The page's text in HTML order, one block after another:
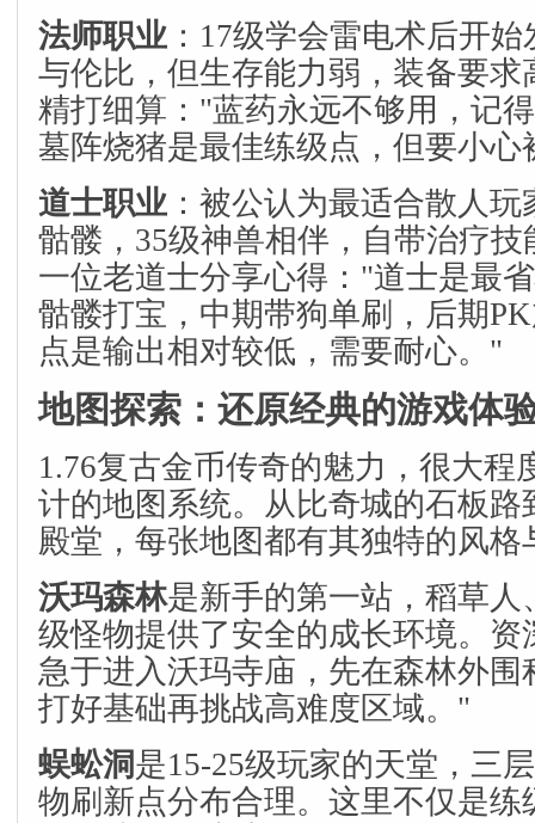
法师职业 ：17级学会雷电术后开
与伦比，但生存能力弱，装备要求
精打细算："蓝药永远不够用，记
墓阵烧猪是最佳练级点，但要小心
道士职业 ：被公认为最适合散人
骷髅，35级神兽相伴，自带治疗
一位老道士分享心得："道士是最
骷髅打宝，中期带狗单刷，后期
点是输出相对较低，需要耐心。"
地图探索：还原经典的游戏体
1.76复古金币传奇的魅力，很大程
计的地图系统。从比奇城的石板路
殿堂，每张地图都有其独特的风格
沃玛森林是新手的第一站，稻草人
级怪物提供了安全的成长环境。
急于进入沃玛寺庙，先在森林外围
打好基础再挑战高难度区域。"
蜈蚣洞是15-25级玩家的天堂，三
物刷新点分布合理。这里不仅是练